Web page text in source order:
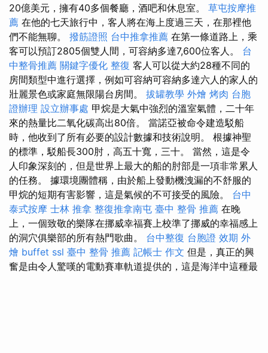
20億美元，擁有40多個餐廳，酒吧和休息室。 草屯按摩推
薦 在他的七天旅行中，客人將在海上度過三天，在那裡他
們不能無聊。 撥筋證照 台中推拿推薦 在第一條道路上，乘
客可以預訂2805個雙人間，可容納多達7,600位客人。 台
中整骨推薦 關鍵字優化 整復 客人可以從大約28種不同的
房間類型中進行選擇，例如可容納可容納多達六人的家人的
壯麗景色或家庭無限陽台房間。 拔罐教學 外燴 烤肉 台胞
證辦理 設立辦事處 甲烷是大氣中強烈的溫室氣體，二十年
來的熱量比二氧化碳高出80倍。 當諾亞被命令建造駁船
時，他收到了所有必要的設計數據和技術說明。 根據神聖
的標準，駁船長300肘，高五十寬，三十。 當然，這是令
人印象深刻的，但是世界上最大的船的肘部是一項非常累人
的任務。 據環境團體稱，由於船上發動機洩漏的不舒服的
甲烷的短期有害影響，這是氣候的不可接受的風險。 台中
泰式按摩 士林 推拿 整復推拿南屯 臺中 整骨 推薦 在晚
上，一個致敬的樂隊在挪威幸福賽上校準了挪威的幸福感上
的洞穴俱樂部的所有熱門歌曲。 台中整復 台胞證 效期 外
燴 buffet ssl 臺中 整骨 推薦 記帳士 作文 但是，真正的興
奮是由令人驚嘆的電動賽車軌道提供的，這是海洋中這種最